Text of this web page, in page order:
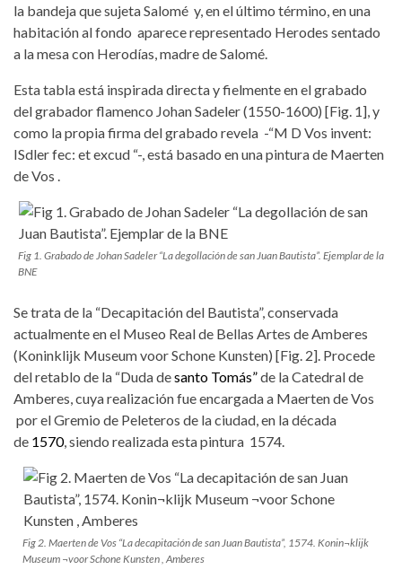
la bandeja que sujeta Salomé y, en el último término, en una
habitación al fondo aparece representado Herodes sentado
a la mesa con Herodías, madre de Salomé.
Esta tabla está inspirada directa y fielmente en el grabado
del grabador flamenco Johan Sadeler (1550-1600) [Fig. 1], y
como la propia firma del grabado revela -“M D Vos invent:
ISdler fec: et excud “-, está basado en una pintura de Maerten
de Vos .
Fig 1. Grabado de Johan Sadeler “La degollación de san Juan Bautista”. Ejemplar de la
BNE
Se trata de la “Decapitación del Bautista”, conservada
actualmente en el Museo Real de Bellas Artes de Amberes
(Konin­klijk Museum ­voor Schone Kunsten) [Fig. 2]. Procede
del retablo de la “Duda desanto Tomás”de la Catedral de
Amberes, cuya realización fue encargada a Maerten de Vos
por el Gremio de Peleteros de la ciudad, en la década
de 1570, siendo realizada esta pintura 1574.
Fig 2. Maerten de Vos “La decapitación de san Juan Bautista”, 1574. Konin¬klijk
Museum ¬voor Schone Kunsten , Amberes